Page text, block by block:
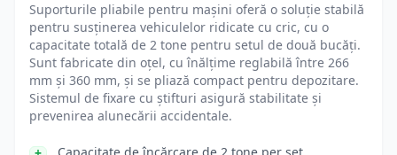
Suporturile pliabile pentru mașini oferă o soluție stabilă
pentru susținerea vehiculelor ridicate cu cric, cu o
capacitate totală de 2 tone pentru setul de două bucăți.
Sunt fabricate din oțel, cu înălțime reglabilă între 266
mm și 360 mm, și se pliază compact pentru depozitare.
Sistemul de fixare cu știfturi asigură stabilitate și
prevenirea alunecării accidentale.